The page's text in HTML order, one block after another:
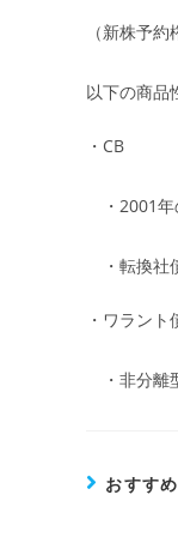
（新株予
以下の商品
・CB
・2001年
・転換社
・ワラント
・非分離
おすすめ